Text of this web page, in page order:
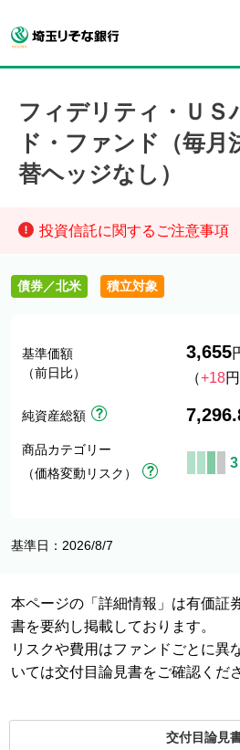
フィデリティ・ＵＳ
ド・ファンド（毎月
替ヘッジなし）
投資信託に関するご注意事項
債券／北米 積立対象
基準価額
（前日比）
3,655
（+18円
純資産総額
商品カテゴリー
（価格変動リスク）
3
基準日：2026/8/7
本ページの「詳細情報」は有価証
書を要約し掲載しております。
リスクや費用はファンドごとに異
いては交付目論見書をご確認くだ
交付目論見